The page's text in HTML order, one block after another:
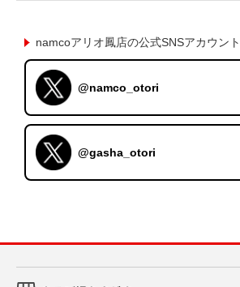
namcoアリオ鳳店の公式SNSアカウン
@namco_otori
@gasha_otori